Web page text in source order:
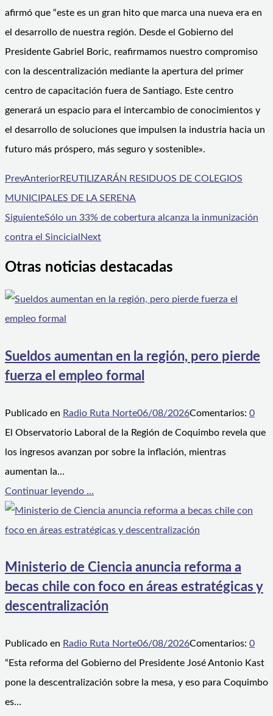
afirmó que “este es un gran hito que marca una nueva era en
el desarrollo de nuestra región. Desde el Gobierno del
Presidente Gabriel Boric, reafirmamos nuestro compromiso
con la descentralización mediante la apertura del primer
centro de capacitación fuera de Santiago. Este centro
generará un espacio para el intercambio de conocimientos y
el desarrollo de soluciones que impulsen la industria hacia un
futuro más próspero, más seguro y sostenible».
PrevAnteriorREUTILIZARÁN RESIDUOS DE COLEGIOS
MUNICIPALES DE LA SERENA
SiguienteSólo un 33% de cobertura alcanza la inmunización
contra el SincicialNext
Otras noticias destacadas
Sueldos aumentan en la región, pero pierde
fuerza el empleo formal
Publicado en Radio Ruta Norte06/08/2026Comentarios: 0
El Observatorio Laboral de la Región de Coquimbo revela que
los ingresos avanzan por sobre la inflación, mientras
aumentan la…
Continuar leyendo ...
Ministerio de Ciencia anuncia reforma a
becas chile con foco en áreas estratégicas y
descentralización
Publicado en Radio Ruta Norte06/08/2026Comentarios: 0
“Esta reforma del Gobierno del Presidente José Antonio Kast
pone la descentralización sobre la mesa, y eso para Coquimbo
es…